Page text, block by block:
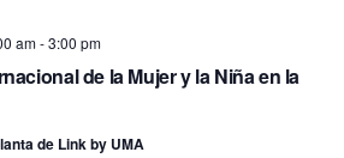
de la Mujer y la Niña en la
am-3:00 pm
de Link by UMA